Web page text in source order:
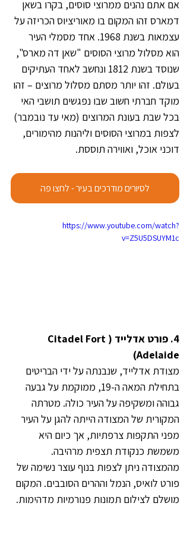
אם אתם נהנים ממרוצי סוסים, בקרו בשאן
דמארס זהו המקום בו מאוריציוס הכריזה על
עצמאות בשנת 1968. אחד מסמלי העיר
הוא מסלול מרוצי הסוסים "שאן דה מארס",
שנוסד בשנת 1812 ונחשב לאחד העתיקים
בעולם. זהו יותר מסתם מסלול מרוצים – זהו
מוקד חברתי חשוב שבו נפגשים תושבי האי
בכל שבת בעונת המרוצים (מאי עד נובמבר)
לצפות במרוצי הסוסים וליהנות מהימורים,
דוכני אוכל, ואווירה תוססת.
לסיורים מודרכים בעיר - לחצו פה
https://www.youtube.com/watch?
v=Z5U5DSUYM1c
4. פורט אדלייד (Citadel Fort
Adelaide)
מצודת אדלייד, שנבנתה על ידי הבריטים
בתחילת המאה ה-19, ממוקמת על גבעה
גבוהה ומשקיפה על העיר כולה. מטרתה
המקורית של המצודה הייתה להגן על העיר
מפני התקפות צרפתיות, אך כיום היא
משמשת כנקודת תצפית מרהיבה.
מהמצודה ניתן לצפות בנוף עוצר נשימה של
פורט לואיס, הנמל וההרים הסובבים. המקום
מושלם לצילום תמונות פנורמיות מדהימות.